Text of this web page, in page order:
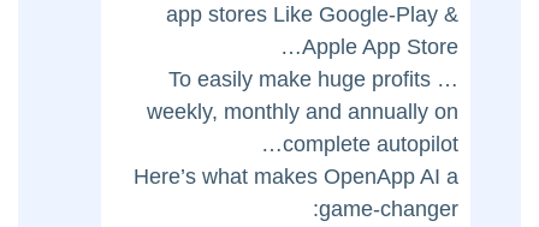
app stores Like Google-Play &
Apple App Store…
… To easily make huge profits
weekly, monthly and annually on
complete autopilot…
Here’s what makes OpenApp AI a
game-changer: